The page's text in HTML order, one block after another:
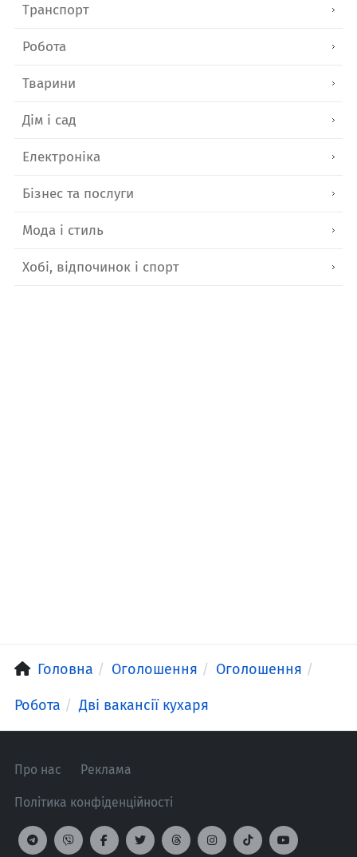
Транспорт
Робота
Тварини
Дім і сад
Електроніка
Бізнес та послуги
Мода і стиль
Хобі, відпочинок і спорт
Головна Оголошення Оголошення
Робота Дві вакансії кухаря
Про нас Реклама
Політика конфіденційності